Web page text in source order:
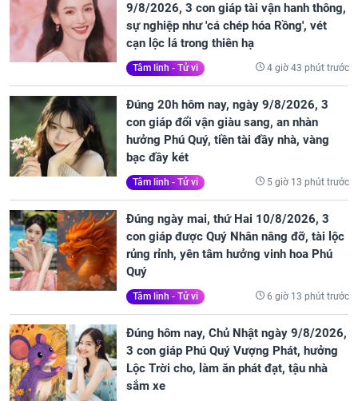
9/8/2026, 3 con giáp tài vận hanh thông,
sự nghiệp như 'cá chép hóa Rồng', vét
cạn lộc lá trong thiên hạ
Tâm linh - Tử vi 4 giờ 43 phút trước
Đúng 20h hôm nay, ngày 9/8/2026, 3
con giáp đổi vận giàu sang, an nhàn
hưởng Phú Quý, tiền tài đầy nhà, vàng
bạc đầy két
Tâm linh - Tử vi 5 giờ 13 phút trước
Đúng ngày mai, thứ Hai 10/8/2026, 3
con giáp được Quý Nhân nâng đỡ, tài lộc
rủng rỉnh, yên tâm hưởng vinh hoa Phú
Quý
Tâm linh - Tử vi 6 giờ 13 phút trước
Đúng hôm nay, Chủ Nhật ngày 9/8/2026,
3 con giáp Phú Quý Vượng Phát, hưởng
Lộc Trời cho, làm ăn phát đạt, tậu nhà
sắm xe